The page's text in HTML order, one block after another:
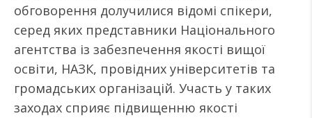
обговорення долучилися відомі спікери,
серед яких представники Національного
агентства із забезпечення якості вищої
освіти, НАЗК, провідних університетів та
громадських організацій. Участь у таких
заходах сприяє підвищенню якості